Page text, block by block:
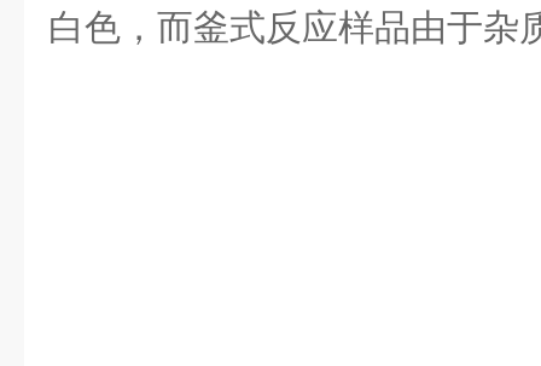
白色，而釜式反应样品由于杂